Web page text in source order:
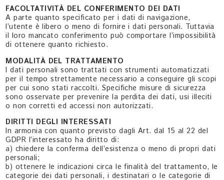
FACOLTATIVITÀ DEL CONFERIMENTO DEI DATI
A parte quanto specificato per i dati di navigazione,
l’utente è libero o meno di fornire i dati personali. Tuttavia
il loro mancato conferimento può comportare l’impossibilità
di ottenere quanto richiesto.
MODALITÀ DEL TRATTAMENTO
I dati personali sono trattati con strumenti automatizzati
per il tempo strettamente necessario a conseguire gli scopi
per cui sono stati raccolti. Specifiche misure di sicurezza
sono osservate per prevenire la perdita dei dati, usi illeciti
o non corretti ed accessi non autorizzati.
DIRITTI DEGLI INTERESSATI
In armonia con quanto previsto dagli Art. dal 15 al 22 del
GDPR l’interessato ha diritto di:
a) chiedere la conferma dell’esistenza o meno di propri dati
personali;
b) ottenere le indicazioni circa le finalità del trattamento, le
categorie dei dati personali, i destinatari o le categorie di